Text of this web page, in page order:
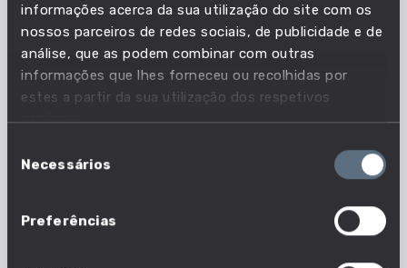
informações acerca da sua utilização do site com os
nossos parceiros de redes sociais, de publicidade e de
análise, que as podem combinar com outras
informações que lhes forneceu ou recolhidas por
estes a partir da sua utilização dos respetivos
serviços.
deNecessários
Preferências
Acompanha as necessidades do mercado de
trabalho e descobre quais as profissões em que
esta competência é essencial.
68 em 1630 profissões
Nº profissões em que esta competência é